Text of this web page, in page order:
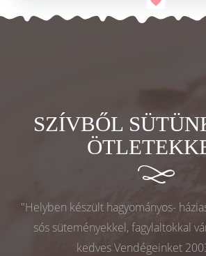
SZÍVBŐL
"Helyben készült hagyományos-
sós süteményekkel, fagylaltokkal
kedves Vendégeinket